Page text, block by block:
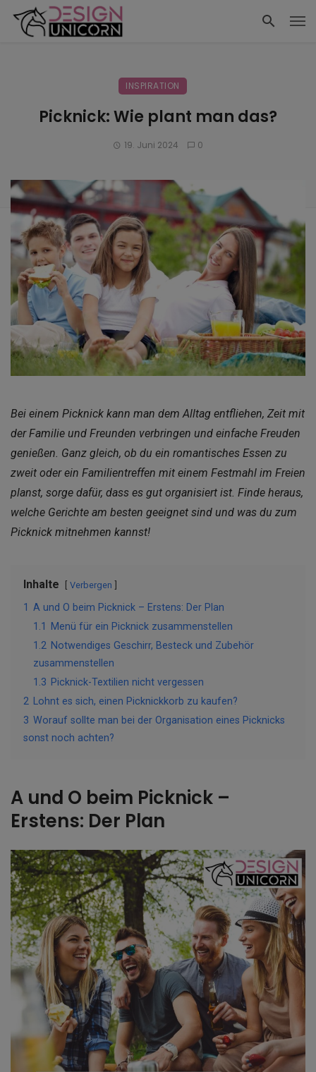
INSPIRATION
Picknick: Wie plant man das?
19. Juni 2024 0
Bei einem Picknick kann man dem Alltag entfliehen, Zeit mit
der Familie und Freunden verbringen und einfache Freuden
genießen. Ganz gleich, ob du ein romantisches Essen zu
zweit oder ein Familientreffen mit einem Festmahl im Freien
planst, sorge dafür, dass es gut organisiert ist. Finde heraus,
welche Gerichte am besten geeignet sind und was du zum
Picknick mitnehmen kannst!
Inhalte Verbergen
1 A und O beim Picknick – Erstens: Der Plan
1.1
Menü für ein Picknick zusammenstellen
1.2 Notwendiges Geschirr, Besteck und Zubehör
zusammenstellen
1.3 Picknick-Textilien nicht vergessen
2 Lohnt es sich, einen Picknickkorb zu kaufen?
3 Worauf sollte man bei der Organisation eines Picknicks
sonst noch achten?
A und O beim Picknick –
Erstens: Der Plan